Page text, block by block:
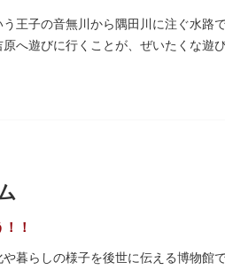
王子の音無川から隅田川に注ぐ水
へ遊びに行くことが、ぜいたくな遊
！
暮らしの様子を後世に伝える博物